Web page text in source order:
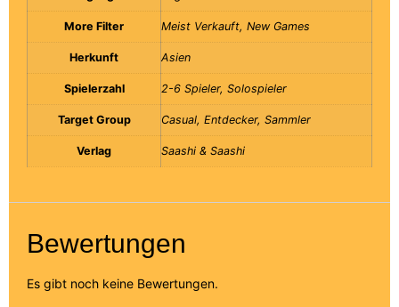
More Filter Meist Verkauft, New Games
Herkunft Asien
Spielerzahl 2-6 Spieler, Solospieler
Target Group Casual, Entdecker, Sammler
Verlag Saashi & Saashi
Bewertungen
Es gibt noch keine Bewertungen.